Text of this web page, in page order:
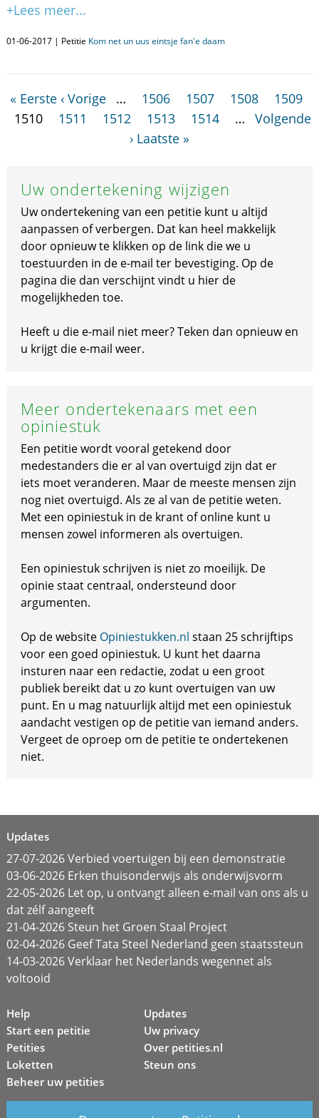
+Lees meer...
01-06-2017 | Petitie Kom net un uus eintsje fan'e daam
« Eerste ‹ Vorige … 1506 1507 1508
1509
1510
1511 1512 1513 1514 …
Volgende
› Laatste »
Uw ondertekening wijzigen
Uw ondertekening van een petitie kunt u altijd
aanpassen of verbergen. Dat kan heel makkelijk
door opnieuw te klikken op de link die we u
toestuurden in de e-mail ter bevestiging. Op de
pagina die dan verschijnt vindt u hier de
mogelijkheden toe.
Heeft u die e-mail niet meer? Teken dan opnieuw en
u krijgt die e-mail weer.
Meer ondertekenaars met een
opiniestuk
Een petitie wordt vooral getekend door
medestanders die er al van overtuigd zijn dat er
iets moet veranderen. Maar de meeste mensen zijn
nog niet overtuigd. Als ze al van de petitie weten.
Met een opiniestuk in de krant of online kunt u
mensen zowel informeren als overtuigen.
Een opiniestuk schrijven is niet zo moeilijk. De
opinie staat centraal, ondersteund door
argumenten.
Op de website Opiniestukken.nl staan 25 schrijftips
voor een goed opiniestuk. U kunt het daarna
insturen naar een redactie, zodat u een groot
publiek bereikt dat u zo kunt overtuigen van uw
punt. En u mag natuurlijk altijd met een opiniestuk
aandacht vestigen op de petitie van iemand anders.
Vergeet de oproep om de petitie te ondertekenen
niet.
Updates
27-07-2026 Verbied voertuigen bij een demonstratie
03-06-2026 Erken thuisonderwijs als onderwijsvorm
22-05-2026 Let op, u ontvangt alleen e-mail van ons als u
dat zélf aangeeft
21-04-2026 Steun het Groen Staal Project
02-04-2026 Geef Tata Steel Nederland geen staatssteun
14-03-2026 Verklaar het Nederlands wegennet als
voltooid
Help
Start een petitie
Petities
Loketten
Beheer uw petities
Updates
Uw privacy
Over petities.nl
Steun ons